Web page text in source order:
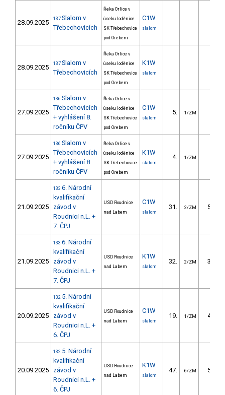
28.09.2025 137 Slalom v
Třebechovicích
Řeka Orlice v
úseku loděnice
SK Třebechovice
pod Orebem
C1W
slalom
28.09.2025 137 Slalom v
Třebechovicích
Řeka Orlice v
úseku loděnice
SK Třebechovice
pod Orebem
K1W
slalom
27.09.2025
136 Slalom v
Třebechovicích
+ vyhlášení 8.
ročníku ČPV
Řeka Orlice v
úseku loděnice
SK Třebechovice
pod Orebem
C1W
slalom
5. 1/ZM
27.09.2025
136 Slalom v
Třebechovicích
+ vyhlášení 8.
ročníku ČPV
Řeka Orlice v
úseku loděnice
SK Třebechovice
pod Orebem
K1W
slalom
4. 1/ZM
21.09.2025
133 6. Národní
kvalifikační
závod v
Roudnici n.L. +
7. ČPJ
USD Roudnice
nad Labem
C1W
slalom
31. 2/ZM 51.80
21.09.2025
133 6. Národní
kvalifikační
závod v
Roudnici n.L. +
7. ČPJ
USD Roudnice
nad Labem
K1W
slalom
32. 2/ZM 31.01
20.09.2025
132 5. Národní
kvalifikační
závod v
Roudnici n.L. +
6. ČPJ
USD Roudnice
nad Labem
C1W
slalom
19. 1/ZM 42.12
20.09.2025
132 5. Národní
kvalifikační
závod v
Roudnici n.L. +
6. ČPJ
USD Roudnice
nad Labem
K1W
slalom
47. 6/ZM 57.33